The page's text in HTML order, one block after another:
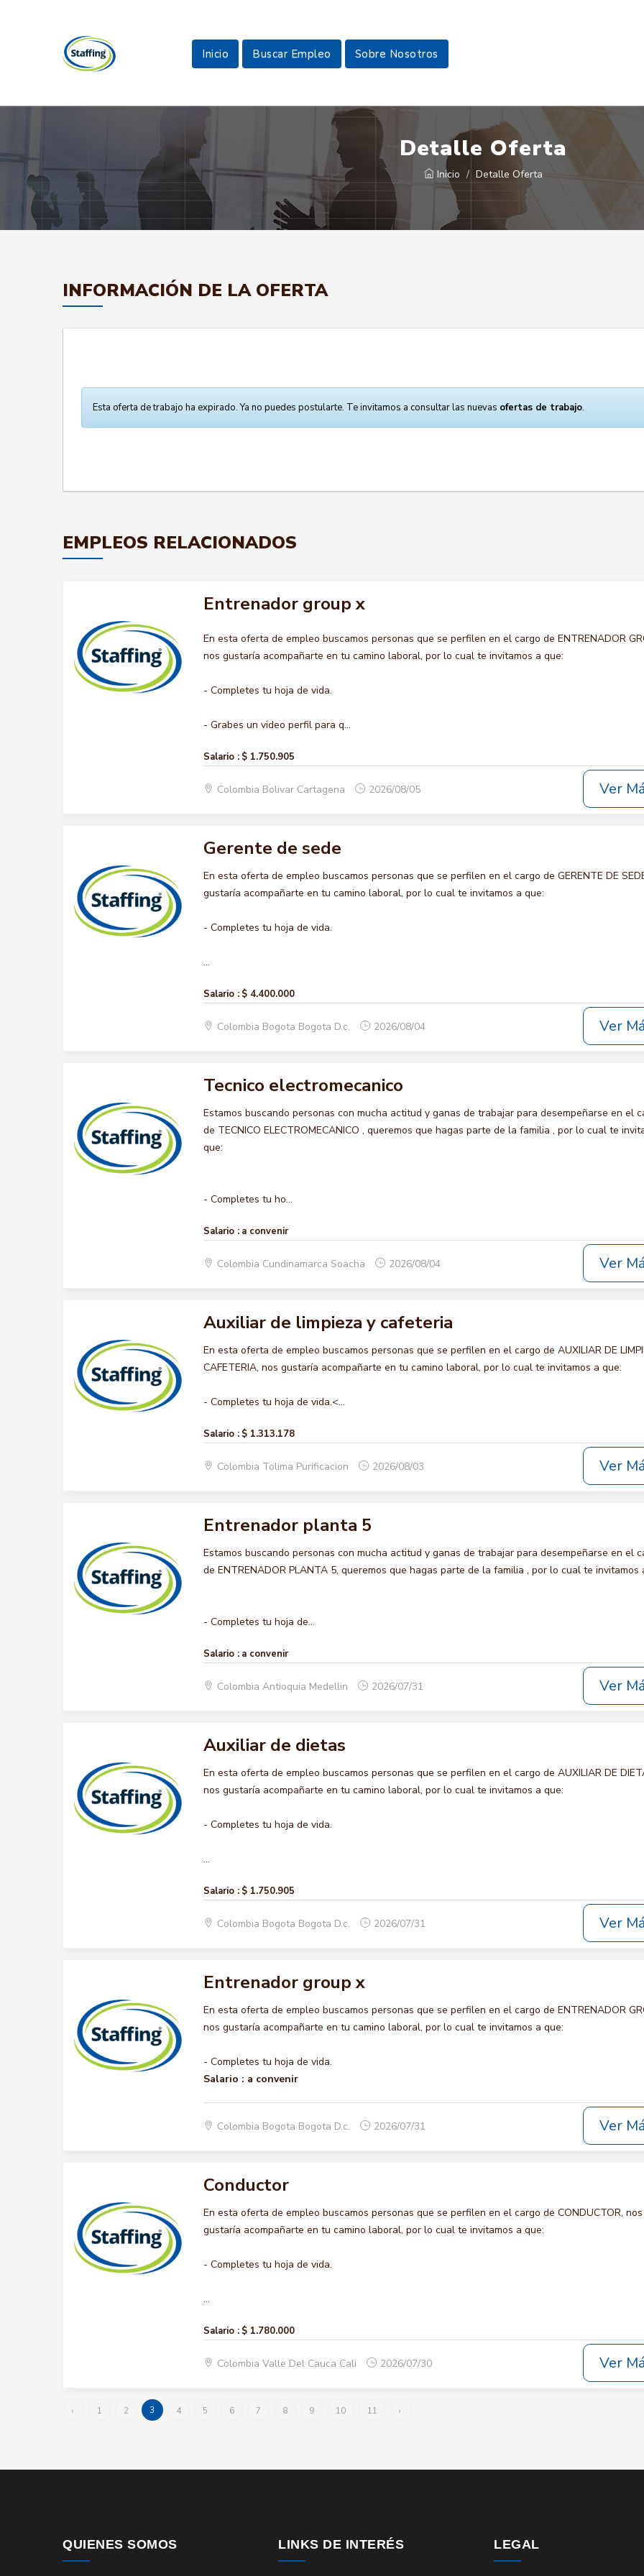
Inicio Buscar Empleo Sobre Nosotros
Detalle Oferta
Inicio Detalle Oferta
INFORMACIÓN DE LA OFERTA
Esta oferta de trabajo ha expirado. Ya no puedes postularte. Te invitamos a consultar las nuevas ofertas de trabajo.
EMPLEOS RELACIONADOS
Entrenador group x
En esta oferta de empleo buscamos personas que se perfilen en el cargo de ENTRENADOR
nos gustaría acompañarte en tu camino laboral, por lo cual te invitamos a que:
- Completes tu hoja de vida.
- Grabes un video perfil para q...
Salario : $ 1.750.905
Colombia Bolivar Cartagena 2026/08/05 Ver
Gerente de sede
En esta oferta de empleo buscamos personas que se perfilen en el cargo de GERENTE DE
gustaría acompañarte en tu camino laboral, por lo cual te invitamos a que:
- Completes tu hoja de vida.
...
Salario : $ 4.400.000
Colombia Bogota Bogota D.c. 2026/08/04 Ver
Tecnico electromecanico
Estamos buscando personas con mucha actitud y ganas de trabajar para desempeñarse en el
de TECNICO ELECTROMECANICO , queremos que hagas parte de la familia , por lo cual te
que:
- Completes tu ho...
Salario : a convenir
Colombia Cundinamarca Soacha 2026/08/04 Ver
Auxiliar de limpieza y cafeteria
En esta oferta de empleo buscamos personas que se perfilen en el cargo de AUXILIAR DE
CAFETERIA, nos gustaría acompañarte en tu camino laboral, por lo cual te invitamos a que:
- Completes tu hoja de vida.<...
Salario : $ 1.313.178
Colombia Tolima Purificacion 2026/08/03 Ver
Entrenador planta 5
Estamos buscando personas con mucha actitud y ganas de trabajar para desempeñarse en el
de ENTRENADOR PLANTA 5, queremos que hagas parte de la familia , por lo cual te invitamos
- Completes tu hoja de...
Salario : a convenir
Colombia Antioquia Medellin 2026/07/31 Ver
Auxiliar de dietas
En esta oferta de empleo buscamos personas que se perfilen en el cargo de AUXILIAR DE
nos gustaría acompañarte en tu camino laboral, por lo cual te invitamos a que:
- Completes tu hoja de vida.
...
Salario : $ 1.750.905
Colombia Bogota Bogota D.c. 2026/07/31 Ver
Entrenador group x
En esta oferta de empleo buscamos personas que se perfilen en el cargo de ENTRENADOR
nos gustaría acompañarte en tu camino laboral, por lo cual te invitamos a que:
- Completes tu hoja de vida.
Salario : a convenir
Colombia Bogota Bogota D.c. 2026/07/31 Ver
Conductor
En esta oferta de empleo buscamos personas que se perfilen en el cargo de CONDUCTOR, nos
gustaría acompañarte en tu camino laboral, por lo cual te invitamos a que:
- Completes tu hoja de vida.
...
Salario : $ 1.780.000
Colombia Valle Del Cauca Cali 2026/07/30 Ver
‹ 1 2 3 4 5 6 7 8 9 10 11 ›
QUIENES SOMOS LINKS DE INTERÉS LEGAL